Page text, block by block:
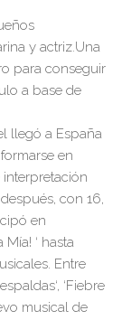
y actriz.Una
para conseguir
a base de
llegó a España
en
interpretación
con 16,
en
Mía! ‘ hasta
Entre
‘, ‘Fiebre
musical de